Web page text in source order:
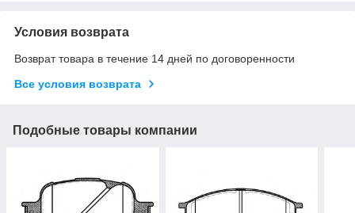
Условия возврата
Возврат товара в течение 14 дней по договоренности
Все условия возврата
Подобные товары компании